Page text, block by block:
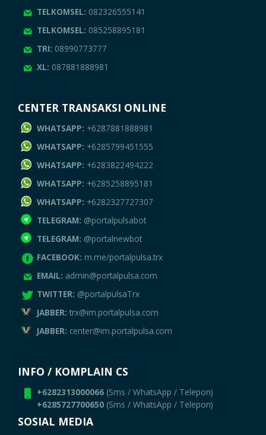
TELKOMSEL: 082326555141
TELKOMSEL: 085258895181
TRI: 08990773777
XL: 087881888981
CENTER TRANSAKSI ONLINE
WHATSAPP: +6287881888981
WHATSAPP: +6285799451555
WHATSAPP: +6283822494222
WHATSAPP: +6285258895181
WHATSAPP: +6282327727307
TELEGRAM: @portalpulsabot
TELEGRAM: @portalnewbot
FACEBOOK: m.me/portalpulsa.trx
EMAIL: admin@portalpulsa.com
TWITTER: @portalpulsaTrx
JABBER:trx@im.portalpulsa.com
JABBER: center@im.portalpulsa.com
INFO / KOMPLAIN CS
+6282313000066 (Sms / WhatsApp / Telepon)
+6285727700650 (Sms / WhatsApp / Telepon)
SOSIAL MEDIA